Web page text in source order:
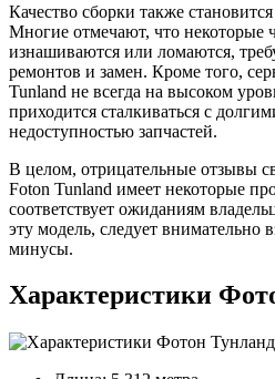
Качество сборки также
Многие отмечают, что некоторые
изнашиваются или ломаются,
ремонтов и замен. Кроме того,
Tunland не всегда на высоком
приходится сталкиваться с
недоступностью запчастей.
В целом, отрицательные отзывы
Foton Tunland имеет некоторые
соответствует ожиданиям
эту модель, следует внимательно
минусы.
Характеристики